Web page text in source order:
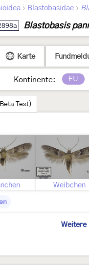
› Blastobasidae ›
Blastobasis
Karte
Kontinente: EU
Test)
Weibchen
Weitere